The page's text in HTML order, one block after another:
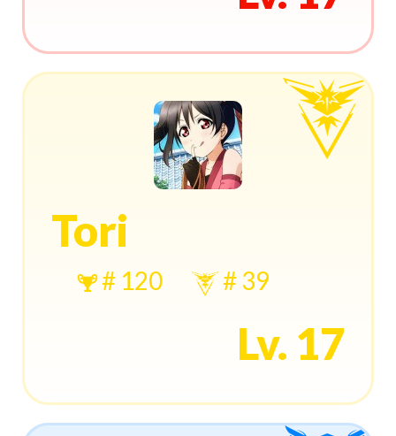
Tori
# 120 # 39
Lv. 17